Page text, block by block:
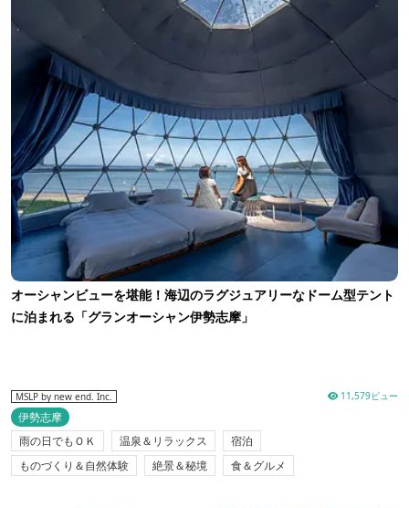
オーシャンビューを堪能！海辺のラグジュアリーなドーム型テント
に泊まれる「グランオーシャン伊勢志摩」
MSLP by new end. Inc. 11,579ビュー
伊勢志摩
雨の日でもＯＫ
温泉＆リラックス
宿泊
ものづくり＆自然体験
絶景＆秘境 食＆グルメ